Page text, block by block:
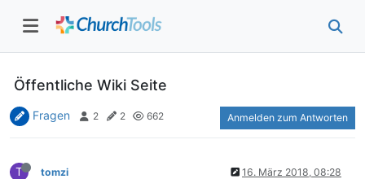
Öffentliche Wiki Seite
Fragen 2 2 662 Anmelden zum Antworten
T tomzi 16. März 2018, 08:28